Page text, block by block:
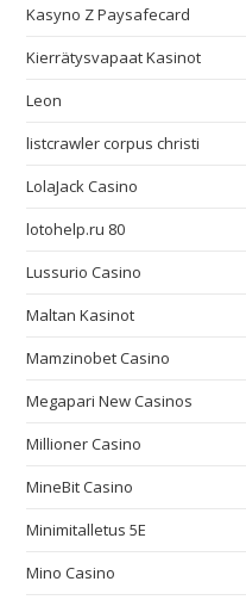
Kasyno Z Paysafecard
Kierrätysvapaat Kasinot
Leon
listcrawler corpus christi
LolaJack Casino
lotohelp.ru 80
Lussurio Casino
Maltan Kasinot
Mamzinobet Casino
Megapari New Casinos
Millioner Casino
MineBit Casino
Minimitalletus 5E
Mino Casino